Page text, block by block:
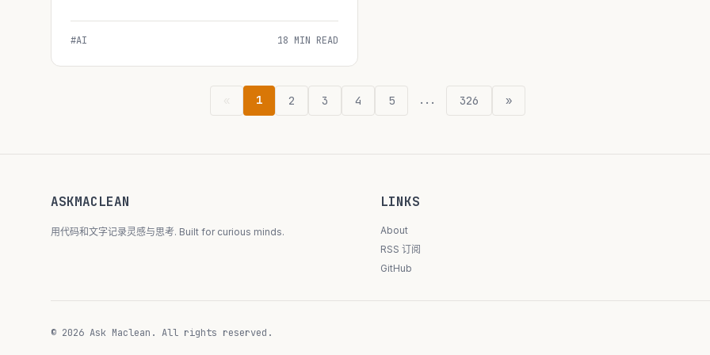
#AI 18 MIN READ
1 2 3 4 5 ... 326 »
ASKMACLEAN
用代码和文字记录灵感与思考. Built for curious minds.
LINKS
About
RSS 订阅
GitHub
© 2026 Ask Maclean. All rights reserved.